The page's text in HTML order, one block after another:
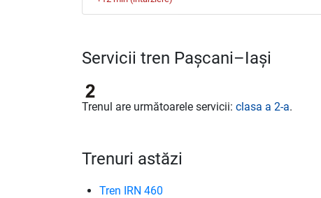
Servicii tren Pașcani–Iași
Trenul are următoarele servicii: clasa a 2-a.
Trenuri astăzi
Tren IRN 460